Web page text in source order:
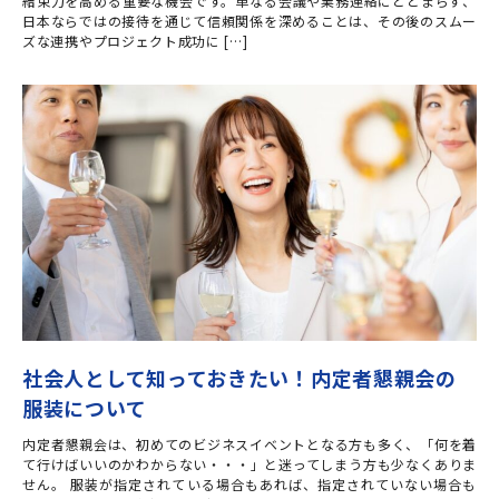
日本ならではの接待を通じて信頼関係を深めることは、その後のスムー
ズな連携やプロジェクト成功に […]
社会人として知っておきたい！内定者懇親会の
服装について
内定者懇親会は、初めてのビジネスイベントとなる方も多く、「何を着
て行けばいいのかわからない・・・」と迷ってしまう方も少なくありま
せん。 服装が指定されている場合もあれば、指定されていない場合も